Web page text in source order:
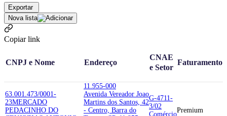
Exportar
Nova lista
Copiar link
CNPJ e Nome Endereço
CNAE
e Setor
Faturamento
63.001.473/0001-
23MERCADO
PEDACINHO DO
11.955-000
Avenida Vereador Joao
Martins dos Santos, 42
- Centro, Barra do
G-4711-
3/02
Comércio
Premium